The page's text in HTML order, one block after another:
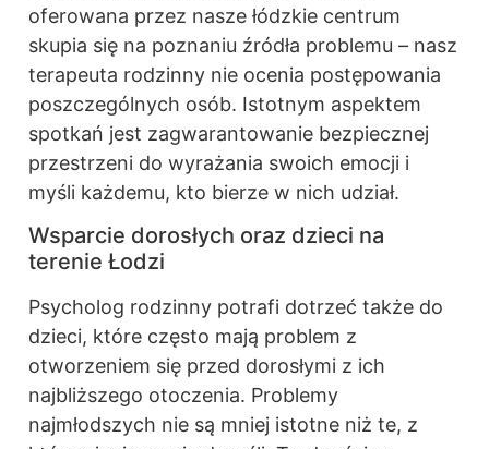
oferowana przez nasze łódzkie centrum
skupia się na poznaniu źródła problemu – nasz
terapeuta rodzinny nie ocenia postępowania
poszczególnych osób. Istotnym aspektem
spotkań jest zagwarantowanie bezpiecznej
przestrzeni do wyrażania swoich emocji i
myśli każdemu, kto bierze w nich udział.
Wsparcie dorosłych oraz dzieci na
terenie Łodzi
Psycholog rodzinny potrafi dotrzeć także do
dzieci, które często mają problem z
otworzeniem się przed dorosłymi z ich
najbliższego otoczenia. Problemy
najmłodszych nie są mniej istotne niż te, z